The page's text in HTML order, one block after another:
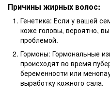
Причины жирных волос:
Генетика: Если у вашей
коже головы, вероятно,
проблемой.
Гормоны: Гормональные
происходят во время
беременности или
выработку кожного сала.